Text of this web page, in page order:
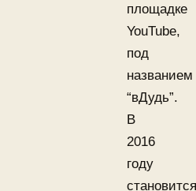
площадке
YouTube,
под
названием
“вДудь”.
В
2016
году
становится